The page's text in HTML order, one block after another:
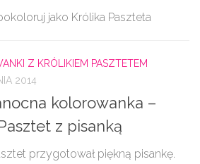
jako Królika Paszteta
Z KRÓLIKIEM PASZTETEM
2014
kolorowanka –
z pisanką
przygotował piękną pisankę.